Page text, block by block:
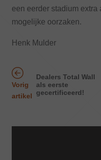
een eerder stadium
mogelijke oorzaken.
Henk Mulder
Vorig
artikel
Dealers Total Wall
als eerste
gecertificeerd!